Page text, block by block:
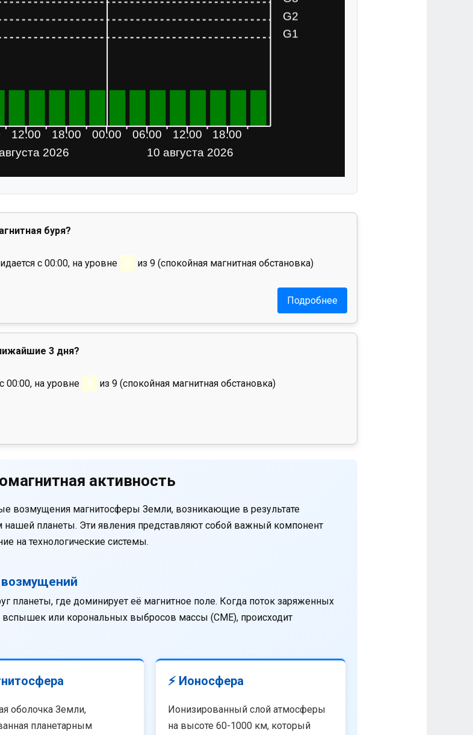
буря?
с 00:00, на уровне 0 из 9 (спокойная магнитная обстановка)
Подробнее
3 дня?
00:00, на уровне 0 из 9 (спокойная магнитная обстановка)
активность
возмущения магнитосферы Земли, возникающие в результате
планеты. Эти явления представляют собой важный компонент
на технологические системы.
возмущений
планеты, где доминирует её магнитное поле. Когда поток заряженных
вспышек или корональных выбросов массы (CME), происходит
оболочка Земли,
планетарным
⚡ Ионосфера
Ионизированный слой атмосферы
на высоте 60-1000 км, который